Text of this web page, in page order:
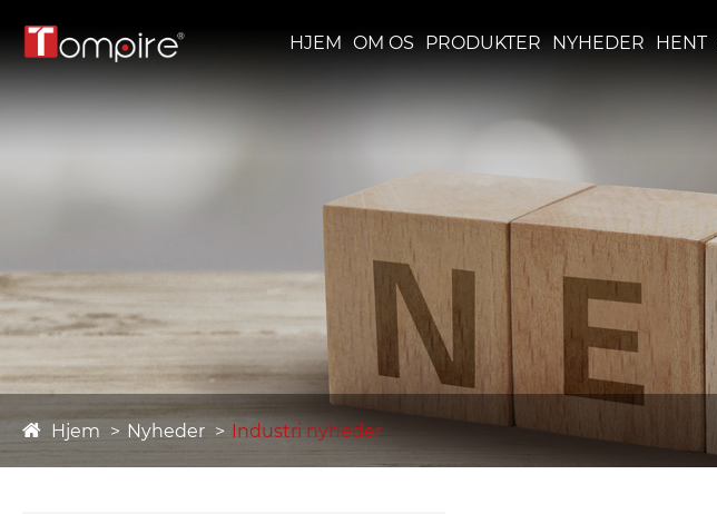
HJEM OM OS PRODUKTER NYHEDER HENT
Hjem Nyheder Industri nyheder